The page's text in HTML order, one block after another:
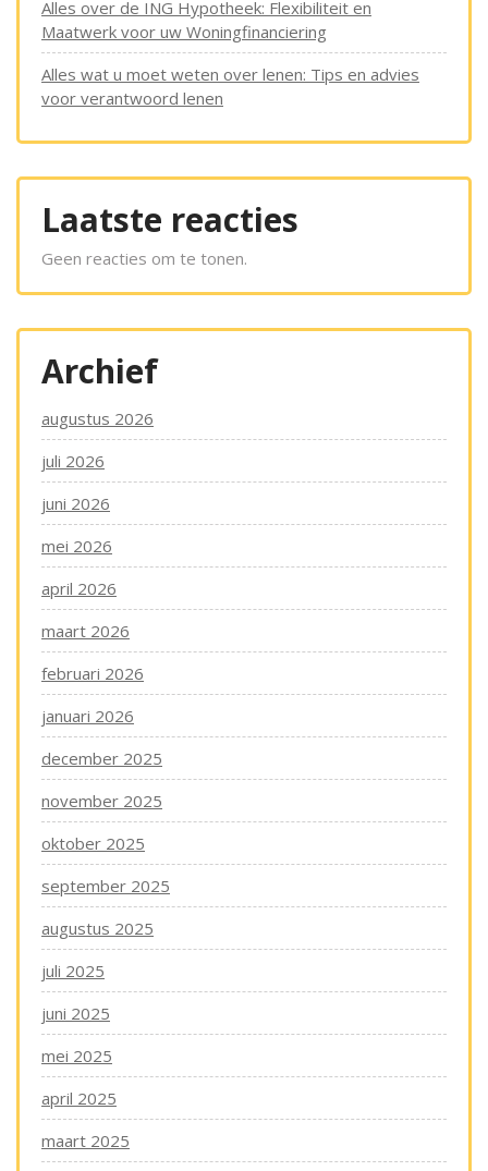
Alles over de ING Hypotheek: Flexibiliteit en
Maatwerk voor uw Woningfinanciering
Alles wat u moet weten over lenen: Tips en advies
voor verantwoord lenen
Laatste reacties
Geen reacties om te tonen.
Archief
augustus 2026
juli 2026
juni 2026
mei 2026
april 2026
maart 2026
februari 2026
januari 2026
december 2025
november 2025
oktober 2025
september 2025
augustus 2025
juli 2025
juni 2025
mei 2025
april 2025
maart 2025